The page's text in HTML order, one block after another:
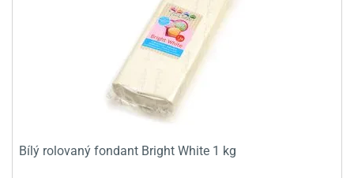
Bílý rolovaný fondant Bright White 1 kg